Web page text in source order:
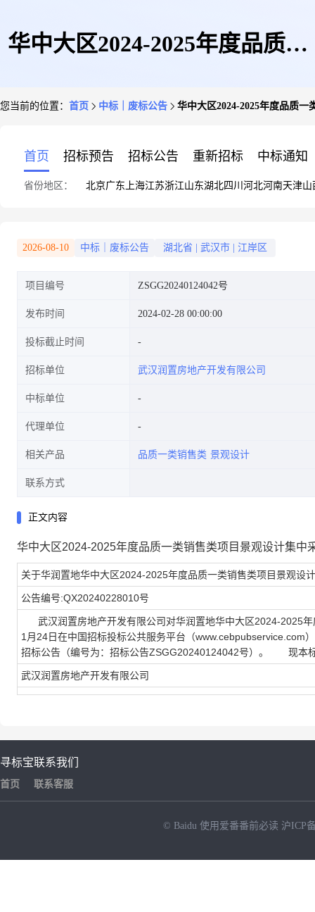
华中大区2024-2025年度品质一
您当前的位置： 首页 中标｜废标公告 华中大区2024-2025年度品质
首页 招标预告 招标公告 重新招标 中标通知
省份地区： 北京广东 上海江苏浙江山东湖北四川 河北河南天津山
2026-08-10 中标｜废标公告 湖北省 武汉市 江岸区
项目编号 ZSGG20240124042号
发布时间 2024-02-28 00:00:00
投标截止时间
招标单位 武汉润置房地产开发有限公司
中标单位
代理单位
相关产品 品质一类销售类 景观设计
联系方式
正文内容
华中大区2024-2025年度品质一类销售类项目景观设计集中
关于华润置地华中大区2024-2025年度品质一类销售类项目景观设
公告编号:QX20240228010号
武汉润置房地产开发有限公司对华润置地华中大区2024-2025
1月24日在中国招标投标公共服务平台（www.cebpubservice.com
招标公告（编号为：招标公告ZSGG20240124042号）。
现本标
武汉润置房地产开发有限公司
寻标宝
首页
联系我们
联系客服
© Baidu 使用爱番番前必读 沪ICP